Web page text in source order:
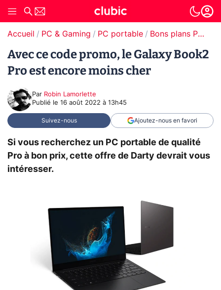
Accueil PC & Gaming PC portable Bons plans PC portable
Avec ce code promo, le Galaxy Book2
Pro est encore moins cher
Par Robin Lamorlette
Publié le 16 août 2022 à 13h45
Suivez-nous Ajoutez-nous en favori
Si vous recherchez un PC portable de qualité
Pro à bon prix, cette offre de Darty devrait vous
intéresser.